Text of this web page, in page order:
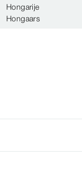
Hongarije
Hongaars